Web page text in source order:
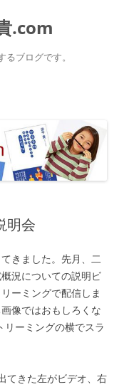
.com
ブログです。
明会
きました。先月、二
況についての説明ビ
ーミングで配信しま
像ではおもしろくな
ーミングの横でスラ
てきた左がビデオ、右